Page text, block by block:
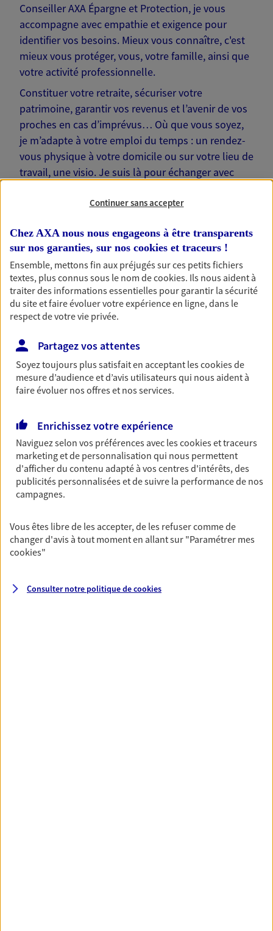
Conseiller AXA Épargne et Protection, je vous
accompagne avec empathie et exigence pour
identifier vos besoins. Mieux vous connaître, c'est
mieux vous protéger, vous, votre famille, ainsi que
votre activité professionnelle.
Constituer votre retraite, sécuriser votre
patrimoine, garantir vos revenus et l’avenir de vos
proches en cas d’imprévus… Où que vous soyez,
je m’adapte à votre emploi du temps : un rendez-
vous physique à votre domicile ou sur votre lieu de
travail, une visio. Je suis là pour échanger avec
Nos offres phares
Épargne
Réalisez vos projets grâce à votre épargne : achat
immobilier, études des enfants ou voyage autour
du monde… Épargnez à votre rythme et
simplement, selon votre profil.
Retraite
Préparez sereinement ce nouveau chapitre de
votre vie avec les conseils d'un expert. Découvrez
notre solution PER (Plan Epargne Retraite)
spécialement conçue pour la retraite.
Prévoyance
contrat prévoyance. Préservez vos proches en cas
Continuer sans accepter
Chez AXA nous nous engageons à être transparents
sur nos garanties, sur nos cookies et traceurs !
Ensemble, mettons fin aux préjugés sur ces petits fichiers
textes, plus connus sous le nom decookies. Ils nous aident à
traiter des informations essentielles pour garantir la sécurité
du site et faire évoluer votre expérience en ligne, dans le
respect de votre vie privée.
Partagez vos attentes
Soyez toujours plus satisfait en acceptant lescookiesde
mesure d’audience et d’avis utilisateurs qui nous aident à
faire évoluer nos offres et nos services.
Enrichissez votre expérience
Naviguez selon vos préférences avec lescookies et traceurs
marketing et de personnalisation qui nous permettent
d'afficher du contenu adapté à vos centres d'intérêts, des
publicités personnalisées et de suivre la performance de nos
campagnes.
Vous êtes libre de les accepter, de les refuser comme de
changer d'avis à tout moment en allant sur "Paramétrer mes
cookies"
Consulter notre politique decookies